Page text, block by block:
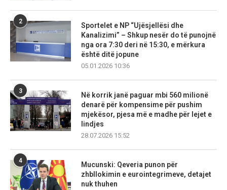
2
Sportelet e NP “Ujësjellësi dhe
Kanalizimi” – Shkup nesër do të punojnë
nga ora 7:30 deri në 15:30, e mërkura
është ditë jopune
05.01.2026 10:36
3
Në korrik janë paguar mbi 560 milionë
denarë për kompensime për pushim
mjekësor, pjesa më e madhe për lejet e
lindjes
28.07.2026 15:52
4
Mucunski: Qeveria punon për
zhbllokimin e eurointegrimeve, detajet
nuk thuhen